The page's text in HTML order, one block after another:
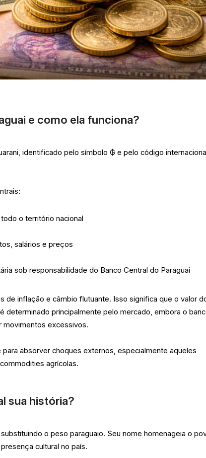
e como ela funciona?
identificado pelo símbolo ₲ e pelo código
o território nacional
salários e preços
sob responsabilidade do Banco Central do Paraguai
de inflação e câmbio flutuante. Isso significa que o valor
determinado principalmente pelo mercado, embora o
movimentos excessivos.
absorver choques externos, especialmente aqueles
agrícolas.
sua história?
o peso paraguaio. Seu nome homenageia o
cultural no país.